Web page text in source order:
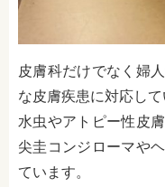
皮膚科だけでなく婦
な皮膚疾患に対応し
水虫やアトピー性皮
尖圭コンジローマや
ています。